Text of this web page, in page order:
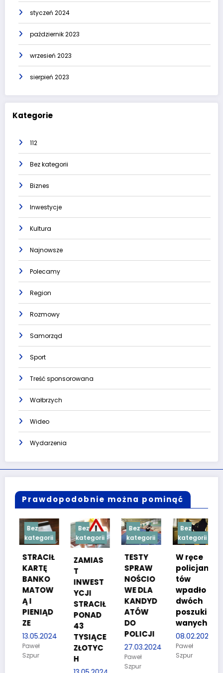
styczeń 2024
październik 2023
wrzesień 2023
sierpień 2023
Kategorie
112
Bez kategorii
Biznes
Inwestycje
Kultura
Najnowsze
Polecamy
Region
Rozmowy
Samorząd
Sport
Treść sponsorowana
Wałbrzych
Wideo
Wydarzenia
Prawdopodobnie można pominąć
Bez
kategorii
ZAMIAS
T
INWEST
YCJI
PONAD
TYSIĄCE
Bez
kategorii
TESTY
NOŚCIO
KANDYD
ATÓW
POLICJI
27.03.2024
Bez
kategorii
W ręce
policjan
tów
wpadło
dwóch
poszuki
08.02.2024
Paweł
Bez
Test 4
Zima -
Regional